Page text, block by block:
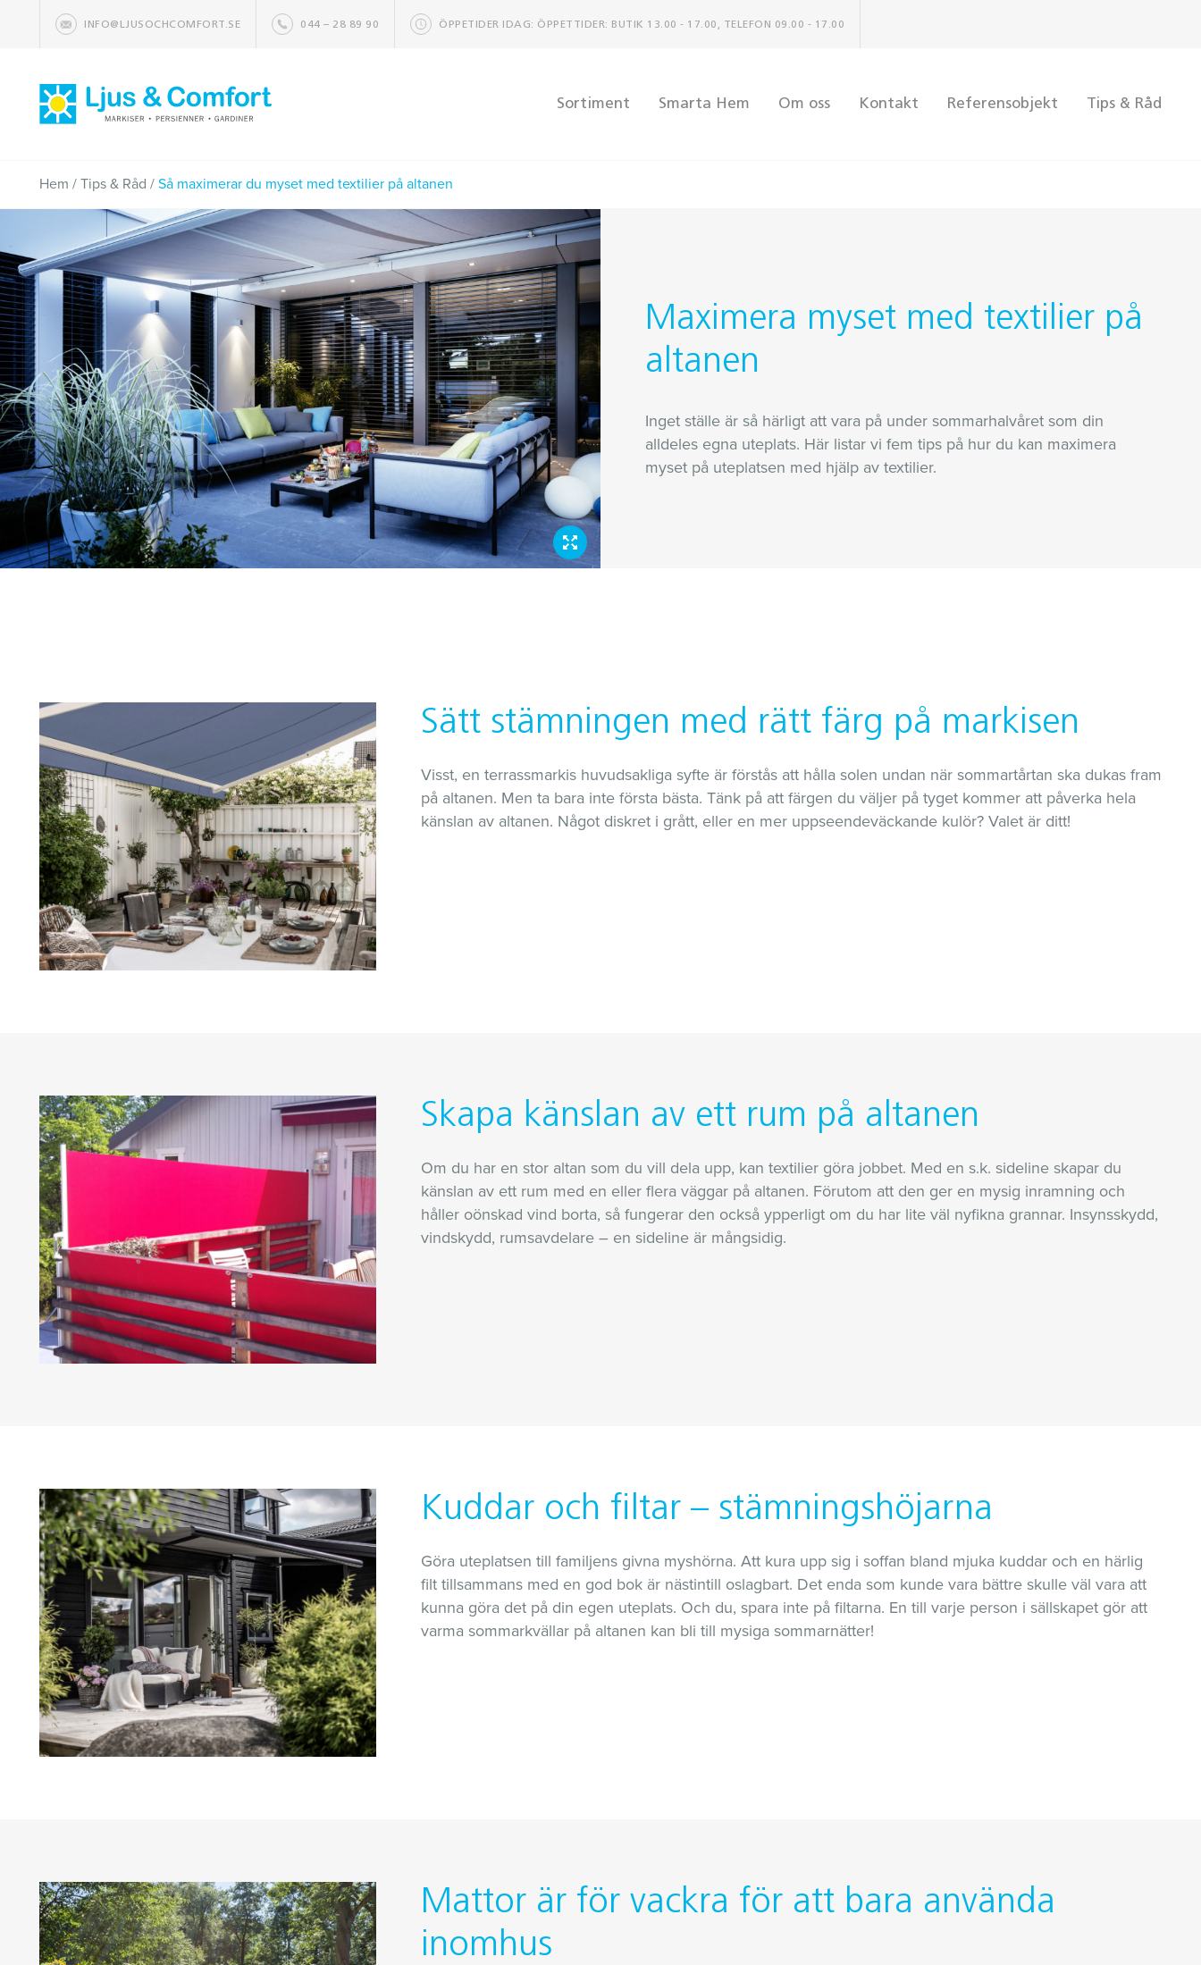
INFO@LJUSOCHCOMFORT.SE 044 – 28 89 90 ÖPPETIDER IDAG: ÖPPETTIDER: BUTIK 13.00 - 17.00, TELEFON 09.00 - 17.00
Sortiment Smarta Hem Om oss Kontakt Referensobjekt Tips & Råd
Hem / Tips & Råd / Så maximerar du myset med textilier på altanen
Maximera myset med textilier på
altanen
Inget ställe är så härligt att vara på under sommarhalvåret som din
alldeles egna uteplats. Här listar vi fem tips på hur du kan maximera
myset på uteplatsen med hjälp av textilier.
Sätt stämningen med rätt färg på markisen
Visst, en terrassmarkis huvudsakliga syfte är förstås att hålla solen undan när sommartårtan ska dukas fram
på altanen. Men ta bara inte första bästa. Tänk på att färgen du väljer på tyget kommer att påverka hela
känslan av altanen. Något diskret i grått, eller en mer uppseendeväckande kulör? Valet är ditt!
Skapa känslan av ett rum på altanen
Om du har en stor altan som du vill dela upp, kan textilier göra jobbet. Med en s.k. sideline skapar du
känslan av ett rum med en eller flera väggar på altanen. Förutom att den ger en mysig inramning och
håller oönskad vind borta, så fungerar den också ypperligt om du har lite väl nyfikna grannar. Insynsskydd,
vindskydd, rumsavdelare – en sideline är mångsidig.
Kuddar och filtar – stämningshöjarna
Göra uteplatsen till familjens givna myshörna. Att kura upp sig i soffan bland mjuka kuddar och en härlig
filt tillsammans med en god bok är nästintill oslagbart. Det enda som kunde vara bättre skulle väl vara att
kunna göra det på din egen uteplats. Och du, spara inte på filtarna. En till varje person i sällskapet gör att
varma sommarkvällar på altanen kan bli till mysiga sommarnätter!
Mattor är för vackra för att bara använda
inomhus
Om oss